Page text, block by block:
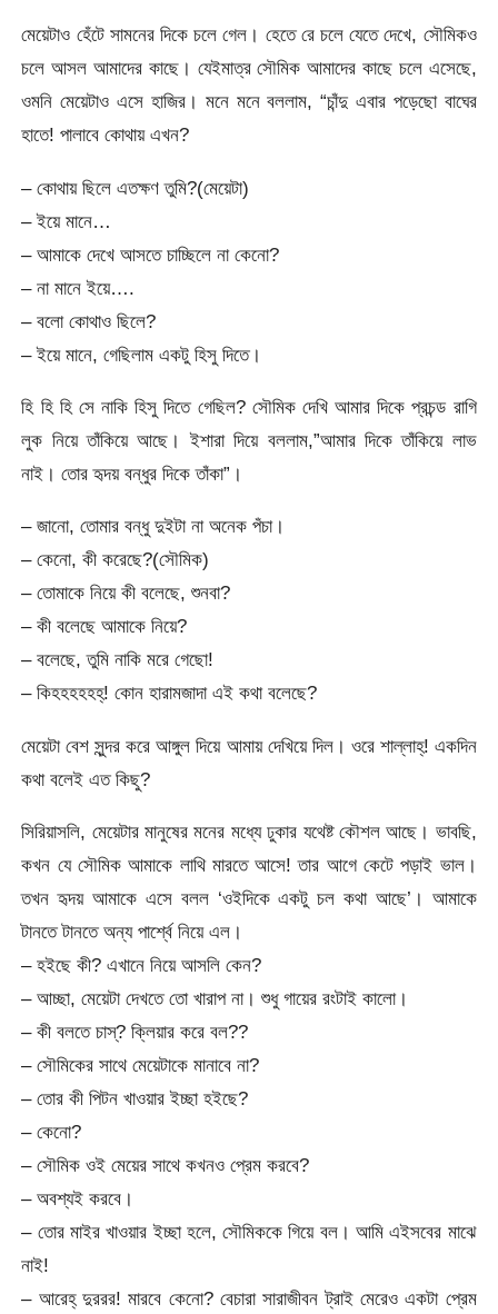
মেয়েটাও হেঁটে সামনের দিকে চলে গেল। হেতে রে চলে যেতে দেখে, সৌমিকও
চলে আসল আমাদের কাছে। যেইমাত্র সৌমিক আমাদের কাছে চলে এসেছে,
ওমনি মেয়েটাও এসে হাজির। মনে মনে বললাম, “চাঁন্দু এবার পড়েছো বাঘের
হাতে! পালাবে কোথায় এখন?
– কোথায় ছিলে এতক্ষণ তুমি?(মেয়েটা)
– ইয়ে মানে…
– আমাকে দেখে আসতে চাচ্ছিলে না কেনো?
– না মানে ইয়ে….
– বলো কোথাও ছিলে?
– ইয়ে মানে, গেছিলাম একটু হিসু দিতে।
হি হি হি সে নাকি হিসু দিতে গেছিল? সৌমিক দেখি আমার দিকে প্রচন্ড রাগি
লুক নিয়ে তাঁকিয়ে আছে। ইশারা দিয়ে বললাম,”আমার দিকে তাঁকিয়ে লাভ
নাই। তোর হৃদয় বন্ধুর দিকে তাঁকা”।
– জানো, তোমার বন্ধু দুইটা না অনেক পঁচা।
– কেনো, কী করেছে?(সৌমিক)
– তোমাকে নিয়ে কী বলেছে, শুনবা?
– কী বলেছে আমাকে নিয়ে?
– বলেছে, তুমি নাকি মরে গেছো!
– কিহহহহহহ্! কোন হারামজাদা এই কথা বলেছে?
মেয়েটা বেশ সুন্দর করে আঙ্গুল দিয়ে আমায় দেখিয়ে দিল। ওরে শাল্লাহ্! একদিন
কথা বলেই এত কিছু?
সিরিয়াসলি, মেয়েটার মানুষের মনের মধ্যে ঢুকার যথেষ্ট কৌশল আছে। ভাবছি,
কখন যে সৌমিক আমাকে লাথি মারতে আসে! তার আগে কেটে পড়াই ভাল।
তখন হৃদয় আমাকে এসে বলল ‘ওইদিকে একটু চল কথা আছে’। আমাকে
টানতে টানতে অন্য পার্শ্বে নিয়ে এল।
– হইছে কী? এখানে নিয়ে আসলি কেন?
– আচ্ছা, মেয়েটা দেখতে তো খারাপ না। শুধু গায়ের রংটাই কালো।
– কী বলতে চাস্? ক্লিয়ার করে বল??
– সৌমিকের সাথে মেয়েটাকে মানাবে না?
– তোর কী পিটন খাওয়ার ইচ্ছা হইছে?
– কেনো?
– সৌমিক ওই মেয়ের সাথে কখনও প্রেম করবে?
– অবশ্যই করবে।
– তোর মাইর খাওয়ার ইচ্ছা হলে, সৌমিককে গিয়ে বল। আমি এইসবের মাঝে
নাই!
– আরেহ্ দুররর! মারবে কেনো? বেচারা সারাজীবন ট্রাই মেরেও একটা প্রেম